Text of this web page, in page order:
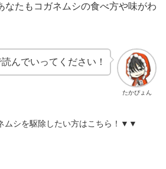
なたもコガネムシの食べ方や味がわ
たかぴょん
んでいってください！
シを駆除したい方はこちら！▼▼